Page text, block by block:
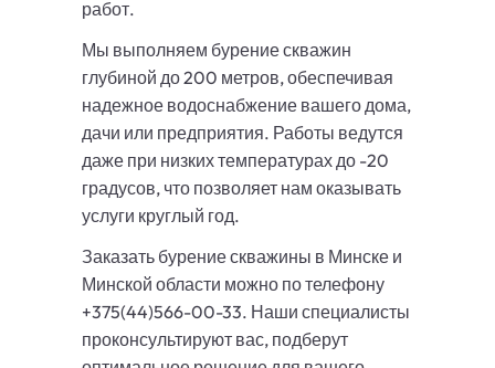
работ.
Мы выполняем бурение скважин
глубиной до 200 метров, обеспечивая
надежное водоснабжение вашего дома,
дачи или предприятия. Работы ведутся
даже при низких температурах до -20
градусов, что позволяет нам оказывать
услуги круглый год.
Заказать бурение скважины в Минске и
Минской области можно по телефону
+375(44)566-00-33. Наши специалисты
проконсультируют вас, подберут